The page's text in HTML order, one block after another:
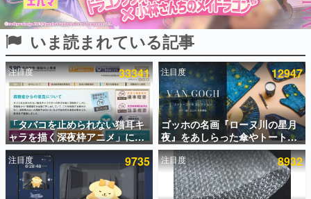
連載・特集一覧
殿堂入り記事
SNS拡散数が数千以上！ ページビュー数万以上！ などな
ど。多くの人々に読まれた、電ファミ渾身の“殿堂入り”記
事をまとめました。
ゲームの企画書
名作ゲームクリエイターの方々に製作時のエピソードをお
聞きし、ヒットする企画（ゲーム）とは何か？を探ってい
きます。
赫本
この物語を解いてはいけない。『赫本』は、〈試験問題〉
の形をした短編ホラー小説集です。
いま読まれている記事
注目度 33341
「タバコを止められない猫耳キ
ャラを描く深夜枠アニメ」に視
聴者の一部から批判意見。違法
薬物の使用と思しき描写も含め
て、BPOが議論を交わす
注目度 12947
ゴッホの名画『ローヌ川の星月
夜』をあしらった傘やトートバ
ッグなどが登場。8月7日21時よ
り2日間限定で予約販売
注目度 9735 注目度 8932